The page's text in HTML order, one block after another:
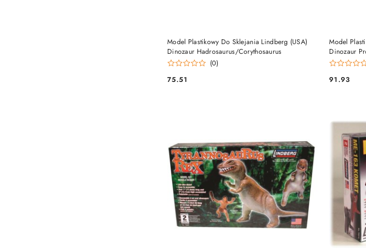
Model Plastikowy Do Sklejania Lindberg (USA)
Dinozaur Hadrosaurus/Corythosaurus
(0)
Cena:
75.51
DO KOSZYKA
Model
Dinozaur
Cena:
91.93